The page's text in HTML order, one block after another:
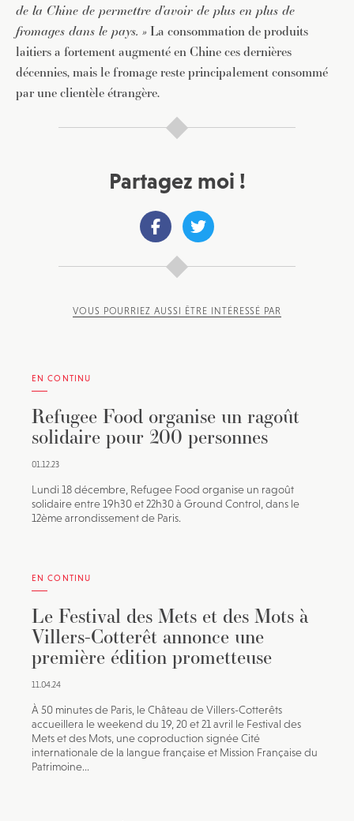
de la Chine de permettre d’avoir de plus en plus de
fromages dans le pays. » La consommation de produits
laitiers a fortement augmenté en Chine ces dernières
décennies, mais le fromage reste principalement consommé
par une clientèle étrangère.
Partagez moi !
VOUS POURRIEZ AUSSI ÊTRE INTÉRESSÉ PAR
EN CONTINU
Refugee Food organise un ragoût
solidaire pour 200 personnes
01.12.23
Lundi 18 décembre, Refugee Food organise un ragoût
solidaire entre 19h30 et 22h30 à Ground Control, dans le
12ème arrondissement de Paris.
EN CONTINU
Le Festival des Mets et des Mots à
Villers-Cotterêt annonce une
première édition prometteuse
11.04.24
À 50 minutes de Paris, le Château de Villers-Cotterêts
accueillera le weekend du 19, 20 et 21 avril le Festival des
Mets et des Mots, une coproduction signée Cité
internationale de la langue française et Mission Française du
Patrimoine...